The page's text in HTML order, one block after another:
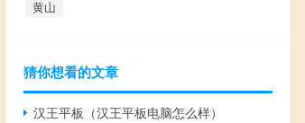
黄山
猜你想看的文章
汉王平板（汉王平板电脑怎么样）